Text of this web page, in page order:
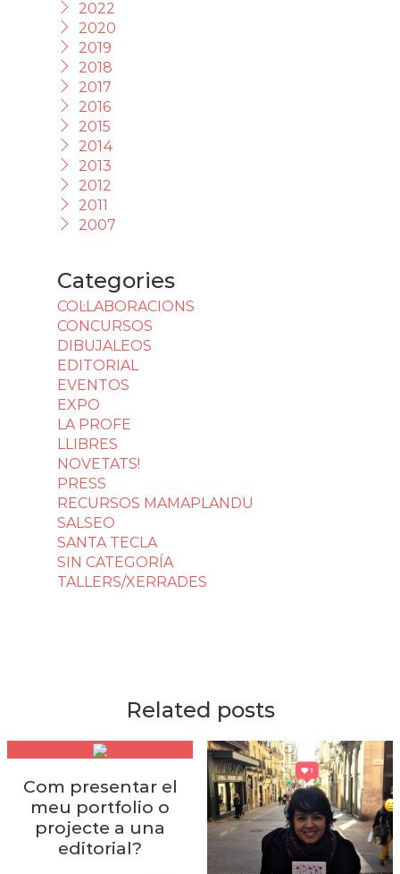
2022
2020
2019
2018
2017
2016
2015
2014
2013
2012
2011
2007
Categories
COL·LABORACIONS
CONCURSOS
DIBUJALEOS
EDITORIAL
EVENTOS
EXPO
LA PROFE
LLIBRES
NOVETATS!
PRESS
RECURSOS MAMAPLANDU
SALSEO
SANTA TECLA
SIN CATEGORÍA
TALLERS/XERRADES
Related posts
Com presentar el
meu portfolio o
projecte a una
editorial?